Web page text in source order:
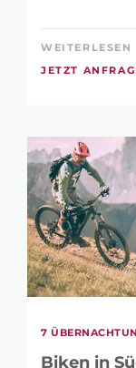
WEITERLESEN
JETZT
7
Biken in